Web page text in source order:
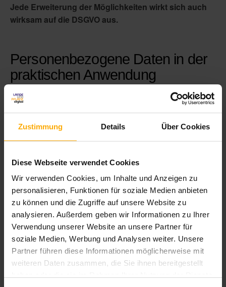
Zustimmung Details Über Cookies
Diese Webseite verwendet Cookies
Wir verwenden Cookies, um Inhalte und Anzeigen zu
personalisieren, Funktionen für soziale Medien anbieten
zu können und die Zugriffe auf unsere Website zu
analysieren. Außerdem geben wir Informationen zu Ihrer
Verwendung unserer Website an unsere Partner für
soziale Medien, Werbung und Analysen weiter. Unsere
Partner führen diese Informationen möglicherweise mit
weiteren Daten zusammen, die Sie ihnen bereitgestellt
Jede Erweiterung der Möglichkeiten wirkt sich auch
wirksam auf die DSGVO aus.
Personenbezogene Daten in der
praktischen Anwendung
Wir haben es bereits zu Anfang erwähnt und daran kann
auch die DSGVO nichts ändern:
Inbound Marketing, Inbound Sales, digitaler Service -
Verarbeitung persönlicher Daten ausgelegt.
Diese persönlichen Daten - gerade im Austausch gegen
qualifizierte Informationen oder Dienste - sind die
Währungdes kundenzentrierten Arbeitens und des
KonzeptesInbound.
Wie sollen also Unternehmen mit dem Dilemma
umgehen?
Was die DSGVO allem voran fordert, ist die Transparenz